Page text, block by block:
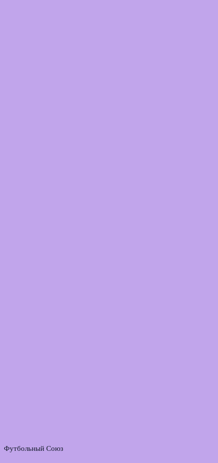
Футбольный Союз